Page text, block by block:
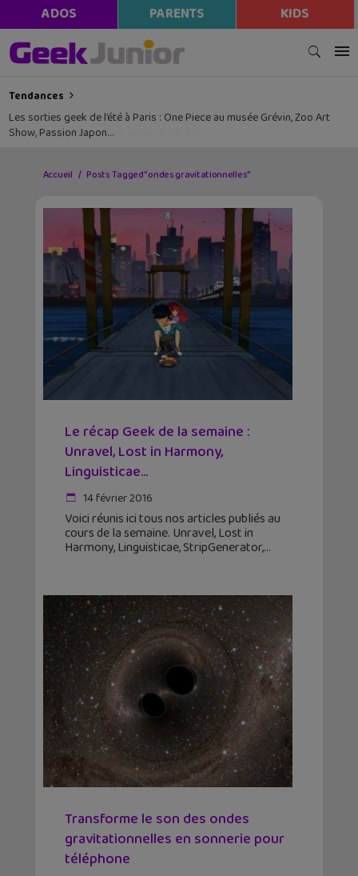
ADOS PARENTS KIDS
Tendances
Les sorties geek de l’été à Paris : One Piece au musée Grévin, Zoo Art
Show, Passion Japon…
Accueil Posts Tagged "ondes gravitationnelles"
Le récap Geek de la semaine :
Unravel, Lost in Harmony,
Linguisticae…
14 février 2016
Voici réunis ici tous nos articles publiés au
cours de la semaine. Unravel, Lost in
Harmony, Linguisticae, StripGenerator,
Transforme le son des ondes
gravitationnelles en sonnerie pour
téléphone